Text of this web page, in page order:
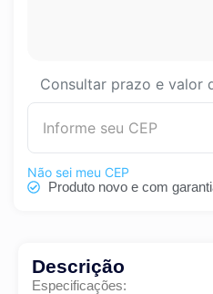
Consultar prazo e valor
Não sei meu CEP
Produto novo e com
Descrição
Especificações: